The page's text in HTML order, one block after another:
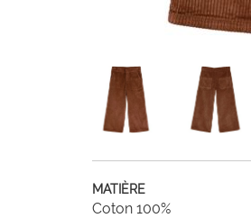
MATIÈRE
Coton 100%